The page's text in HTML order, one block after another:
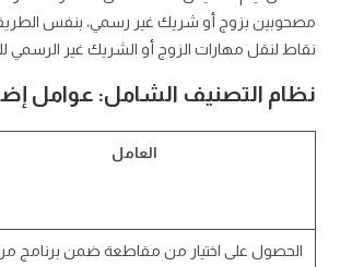
مصحوبين بزوج أو شريك غير رسمي، بنفس
نقاط لنقل مهارات الزوج أو الشريك غير الرسمي
نظام التصنيف الشامل: عوامل
العامل
الحصول على اختيار من مقاطعة ضمن برنامج